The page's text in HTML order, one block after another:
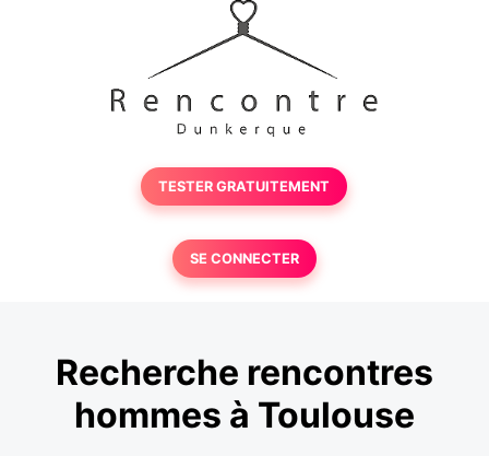
TESTER GRATUITEMENT
SE CONNECTER
Recherche rencontres
hommes à Toulouse